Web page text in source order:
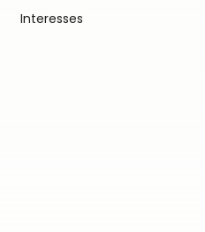
Interesses